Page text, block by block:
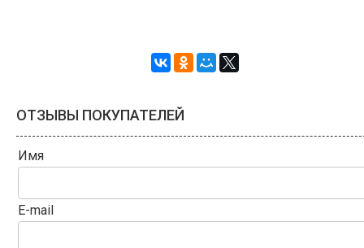
ОТЗЫВЫ ПОКУПАТЕЛЕЙ
Имя
E-mail